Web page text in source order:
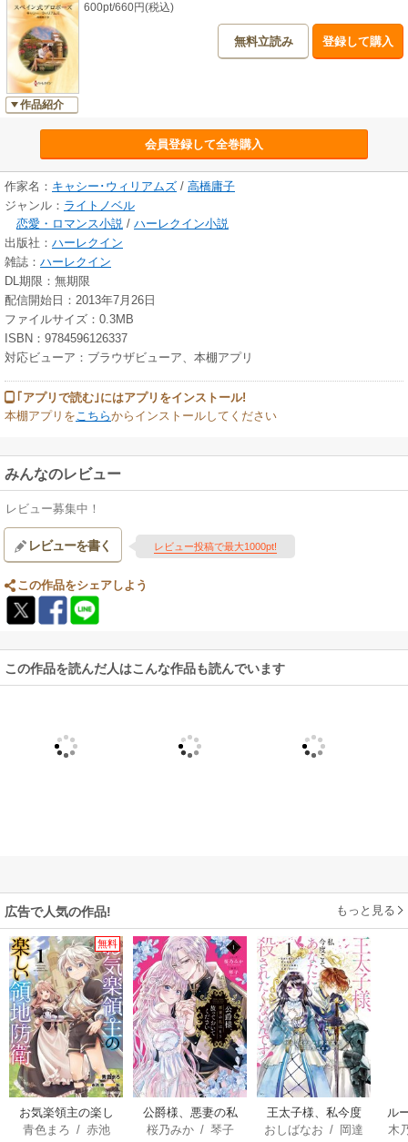
作品紹介
600pt/660円(税込)
無料立読み 登録して購入
会員登録して全巻購入
作家名： キャシー･ウィリアムズ / 高橋庸子
ジャンル： ライトノベル
恋愛・ロマンス小説 / ハーレクイン小説
出版社： ハーレクイン
雑誌： ハーレクイン
DL期限：無期限
配信開始日：2013年7月26日
ファイルサイズ：0.3MB
ISBN：9784596126337
対応ビューア：ブラウザビューア、本棚アプリ
｢アプリで読む｣にはアプリをインストール!
本棚アプリをこちらからインストールしてください
みんなのレビュー
レビュー募集中！
レビューを書く レビュー投稿で最大1000pt!
この作品をシェアしよう
この作品を読んだ人はこんな作品も読んでいます
広告で人気の作品! もっと見る
無料
お気楽領主の楽し
い領地防衛
青色まろ / 赤池
公爵様、悪妻の私
はもう放っておい
桜乃みか/ 琴子
王太子様、私今度
こそあなたに殺さ
おしばなお / 岡達
ル
令
木